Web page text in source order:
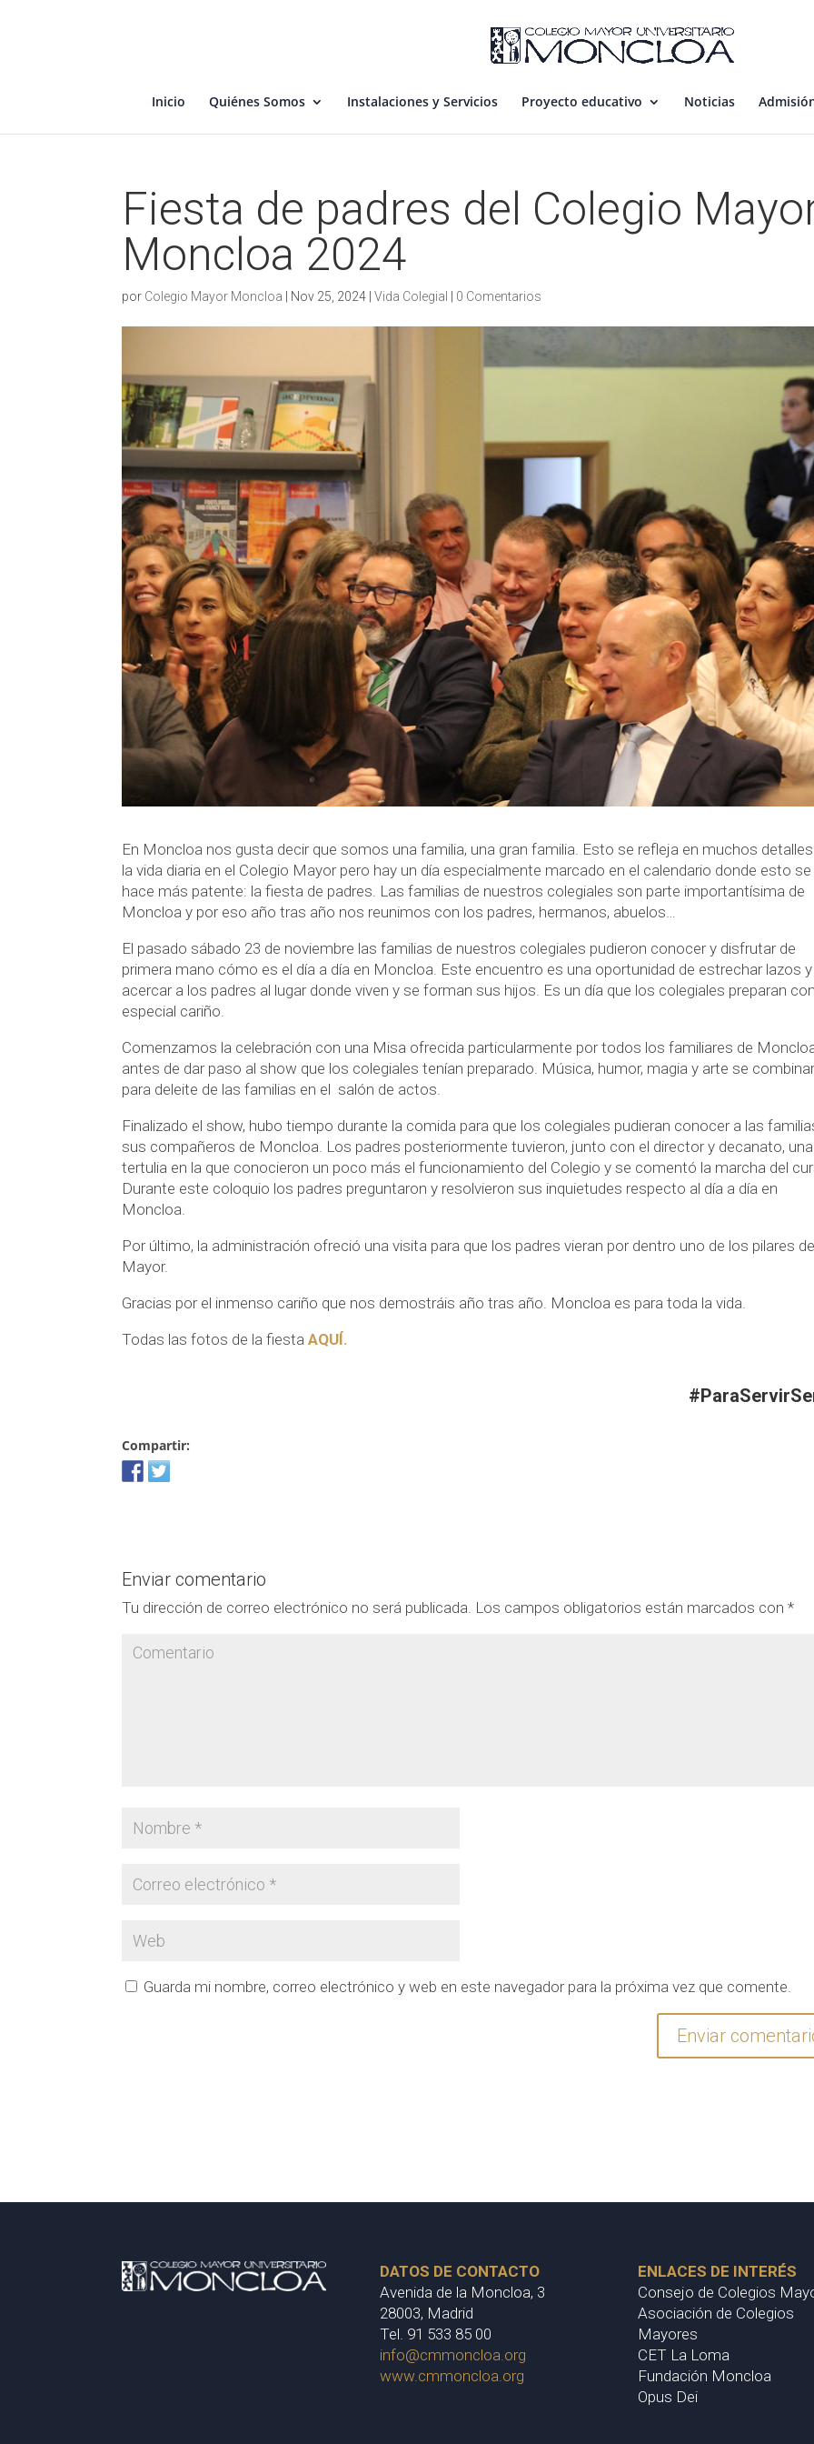
Inicio Quiénes Somos Instalaciones y Servicios Proyecto educativo Noticias
Fiesta de padres del Colegio
Moncloa 2024
por Colegio Mayor Moncloa Nov 25, 2024 |Vida Colegial 0 Comentarios
En Moncloa nos gusta decir que somos una familia, una gran familia. Esto se refleja en muchos
la vida diaria en el Colegio Mayor pero hay un día especialmente marcado en el calendario donde esto se
hace más patente: la fiesta de padres. Las familias de nuestros colegiales son parte importantísima de
Moncloa y por eso año tras año nos reunimos con los padres, hermanos, abuelos…
El pasado sábado 23 de noviembre las familias de nuestros colegiales pudieron conocer y disfrutar de
primera mano cómo es el día a día en Moncloa. Este encuentro es una oportunidad de estrechar lazos y
acercar a los padres al lugar donde viven y se forman sus hijos. Es un día que los colegiales preparan con
especial cariño.
Comenzamos la celebración con una Misa ofrecida particularmente por todos los familiares de
antes de dar paso al show que los colegiales tenían preparado. Música, humor, magia y arte se
para deleite de las familias en el salón de actos.
Finalizado el show, hubo tiempo durante la comida para que los colegiales pudieran conocer a las
sus compañeros de Moncloa. Los padres posteriormente tuvieron, junto con el director y decanato, una
tertulia en la que conocieron un poco más el funcionamiento del Colegio y se comentó la marcha del
Durante este coloquio los padres preguntaron y resolvieron sus inquietudes respecto al día a día en
Moncloa.
Por último, la administración ofreció una visita para que los padres vieran por dentro uno de los pilares
Mayor.
Gracias por el inmenso cariño que nos demostráis año tras año. Moncloa es para toda la vida.
Todas las fotos de la fiestaAQUÍ.
Compartir:
Enviar comentario
Tu dirección de correo electrónico no será publicada. Los campos obligatorios están marcados con*
Guarda mi nombre, correo electrónico y web en este navegador para la próxima vez que comente.
DATOS DE CONTACTO
Avenida de la Moncloa, 3
28003, Madrid
Tel. 91 533 85 00
info@cmmoncloa.org
www.cmmoncloa.org
ENLACES DE INTERÉS
Consejo de Colegios
Asociación de Colegios
Mayores
CET La Loma
Fundación Moncloa
Opus Dei